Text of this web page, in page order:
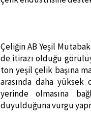
Çeliğin AB Yeşil
de itirazı olduğu
ton yeşil çelik başına
arasında daha
yerinde olmasına
duyulduğuna vurgu